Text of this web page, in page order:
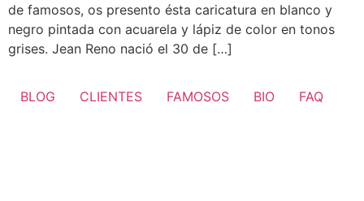
de famosos, os presento ésta caricatura en blanco y
negro pintada con acuarela y lápiz de color en tonos
grises. Jean Reno nació el 30 de […]
BLOG CLIENTES FAMOSOS BIO FAQ